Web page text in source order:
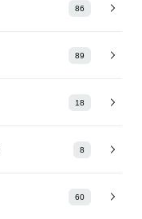
86
89
18
8
60